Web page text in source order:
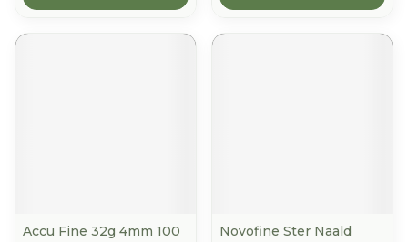
Accu Fine 32g 4mm 100
Novofine Ster Naald